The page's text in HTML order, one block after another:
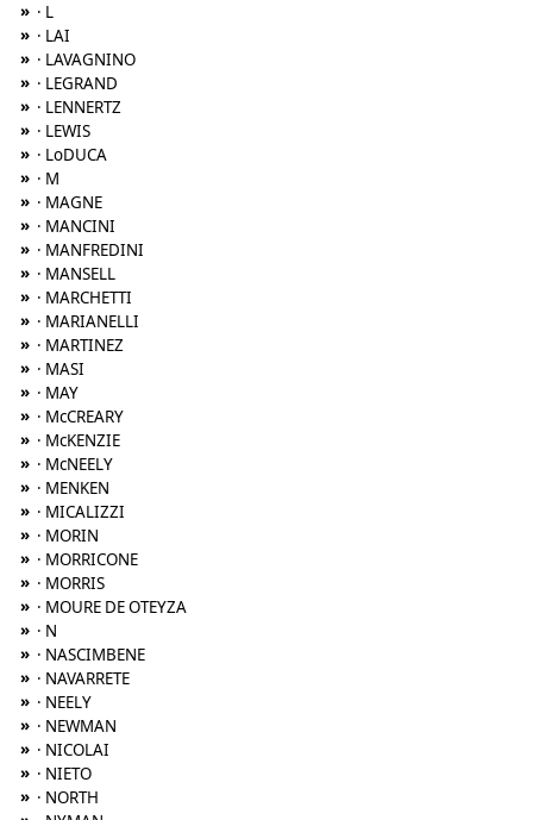
» · L
» · LAI
» · LAVAGNINO
» · LEGRAND
» · LENNERTZ
» · LEWIS
» · LoDUCA
» · M
» · MAGNE
» · MANCINI
» · MANFREDINI
» · MANSELL
» · MARCHETTI
» · MARIANELLI
» · MARTINEZ
» · MASI
» · MAY
» · McCREARY
» · McKENZIE
» · McNEELY
» · MENKEN
» · MICALIZZI
» · MORIN
» · MORRICONE
» · MORRIS
» · MOURE DE OTEYZA
» · N
» · NASCIMBENE
» · NAVARRETE
» · NEELY
» · NEWMAN
» · NICOLAI
» · NIETO
» · NORTH